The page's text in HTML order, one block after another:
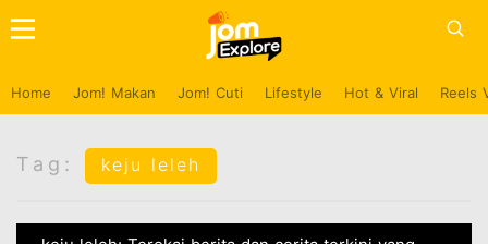
Home Jom! Makan Jom! Cuti Lifestyle Hot & Viral Reels
Tag: keju leleh